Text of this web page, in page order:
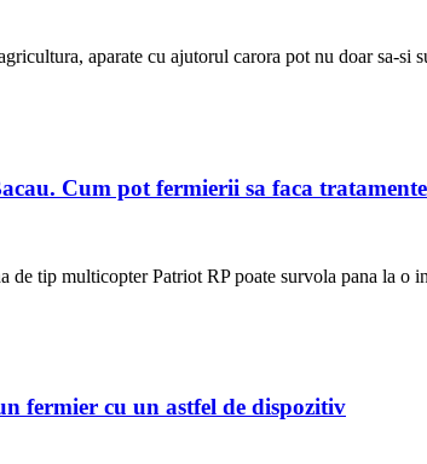
aparate cu ajutorul carora pot nu doar sa-
Cum pot fermierii sa faca
tip multicopter Patriot RP poate survola pana la o
fermier cu un astfel de dispozitiv